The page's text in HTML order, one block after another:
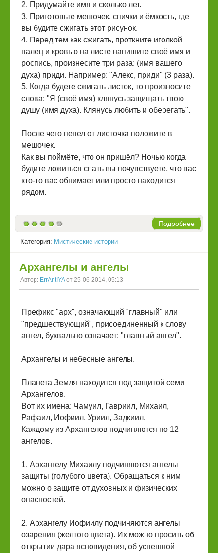
2. Придумайте имя и сколько лет.
3. Приготовьте мешочек, спички и ёмкость, где
вы будите сжигать этот рисунок.
4. Перед тем как сжигать, проткните иголкой
палец и кровью на листе напишите своё имя и
роспись, произнесите три раза: (имя вашего
духа) приди. Например: "Алекс, приди" (3 раза).
5. Когда будете сжигать листок, то произносите
слова: "Я (своё имя) клянусь защищать твою
душу (имя духа). Клянусь любить и оберегать".
После чего пепел от листочка положите в
мешочек.
Как вы поймёте, что он пришёл? Ночью когда
будите ложиться спать вы почувствуете, что вас
кто-то вас обнимает или просто находится
рядом.
Подробнее
Категория: Мистические истории
Архангелы и ангелы
Автор: ErrAntIYAот 25-06-2014, 05:13
Префикс "арх", означающий "главный" или
"предшествующий", присоединенный к слову
ангел, буквально означает: "главный ангел".
Архангелы и небесные ангелы.
Планета Земля находится под защитой семи
Архангелов.
Вот их имена: Чамуил, Гавриил, Михаил,
Рафаил, Иофиил, Уриил, Задкиил.
Каждому из Архангелов подчиняются по 12
ангелов.
1. Архангелу Михаилу подчиняются ангелы
защиты (голубого цвета). Обращаться к ним
можно о защите от духовных и физических
опасностей.
2. Архангелу Иофиилу подчиняются ангелы
озарения (желтого цвета). Их можно просить об
открытии дара ясновидения, об успешной